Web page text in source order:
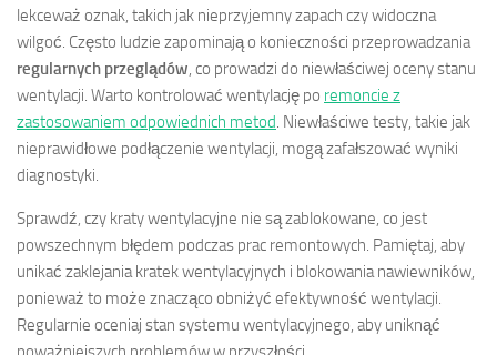
lekceważ oznak, takich jak nieprzyjemny zapach czy widoczna
wilgoć. Często ludzie zapominają o konieczności przeprowadzania
regularnych przeglądów , co prowadzi do niewłaściwej oceny stanu
wentylacji. Warto kontrolować wentylację po remoncie z
zastosowaniem odpowiednich metod . Niewłaściwe testy, takie jak
nieprawidłowe podłączenie wentylacji, mogą zafałszować wyniki
diagnostyki.
Sprawdź, czy kraty wentylacyjne nie są zablokowane, co jest
powszechnym błędem podczas prac remontowych. Pamiętaj, aby
unikać zaklejania kratek wentylacyjnych i blokowania nawiewników,
ponieważ to może znacząco obniżyć efektywność wentylacji.
Regularnie oceniaj stan systemu wentylacyjnego, aby uniknąć